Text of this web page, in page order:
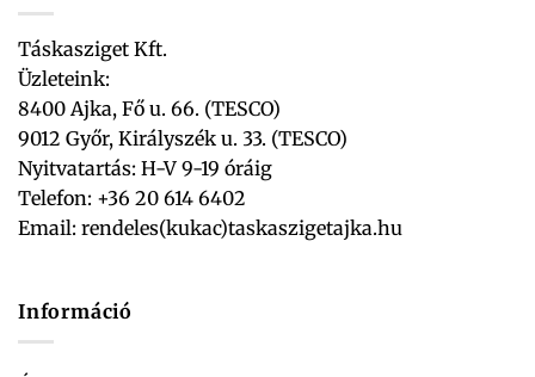
Táskasziget Kft.
Üzleteink:
8400 Ajka, Fő u. 66. (TESCO)
9012 Győr, Királyszék u. 33. (TESCO)
Nyitvatartás: H-V 9-19 óráig
Telefon: +36 20 614 6402
Email: rendeles(kukac)taskaszigetajka.hu
Információ